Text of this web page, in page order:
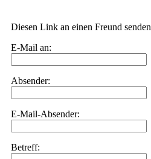
Diesen Link an einen Freund senden
E-Mail an:
Absender:
E-Mail-Absender:
Betreff: